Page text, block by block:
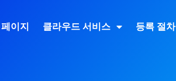
이지 클라우드 서비스 등록 절차